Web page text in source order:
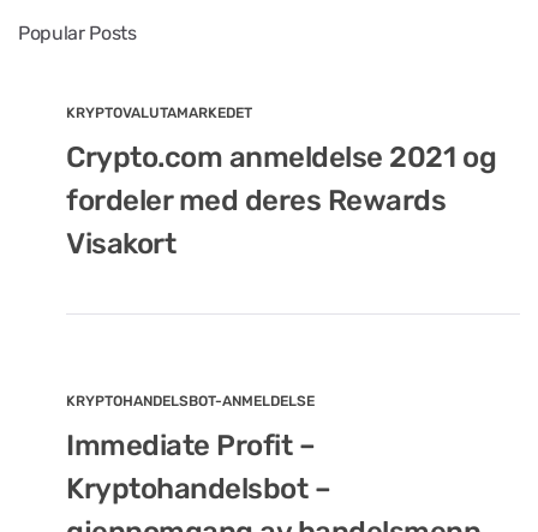
Popular Posts
KRYPTOVALUTAMARKEDET
Crypto.com anmeldelse 2021 og
fordeler med deres Rewards
Visakort
KRYPTOHANDELSBOT-ANMELDELSE
Immediate Profit –
Kryptohandelsbot –